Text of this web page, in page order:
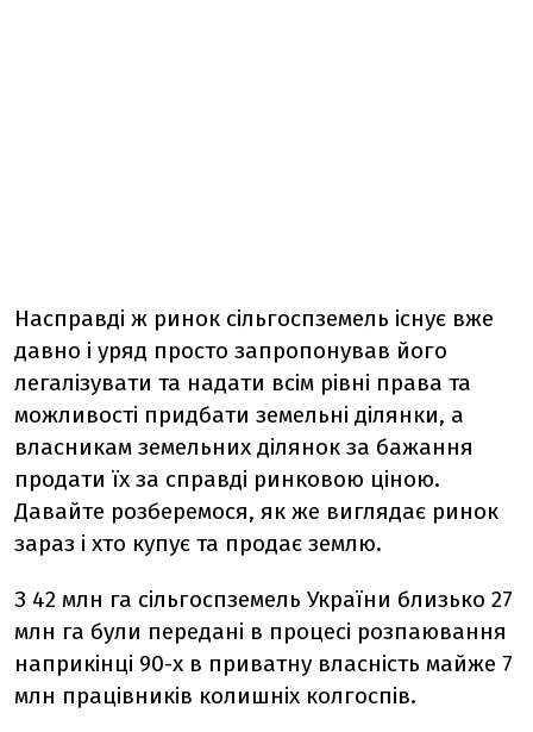
Насправді ж ринок сільгоспземель існує вже
давно і уряд просто запропонував його
легалізувати та надати всім рівні права та
можливості придбати земельні ділянки, а
власникам земельних ділянок за бажання
продати їх за справді ринковою ціною.
Давайте розберемося, як же виглядає ринок
зараз і хто купує та продає землю.
З 42 млн га сільгоспземель України близько 27
млн га були передані в процесі розпаювання
наприкінці 90-х в приватну власність майже 7
млн працівників колишніх колгоспів.